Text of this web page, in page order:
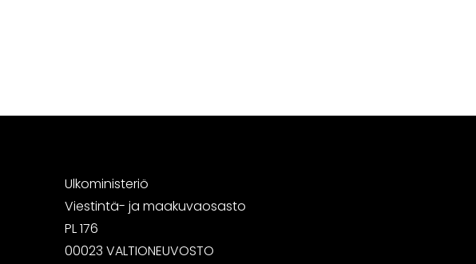
Ulkoministeriö
Viestintä- ja maakuvaosasto
PL 176
00023 VALTIONEUVOSTO